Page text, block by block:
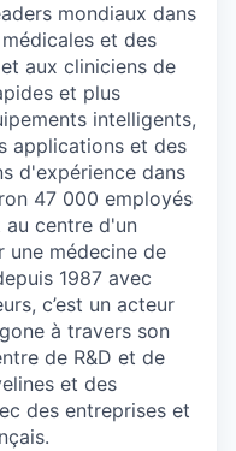
mondiaux dans
et des
aux cliniciens de
et plus
intelligents,
applications et des
d'expérience dans
47 000 employés
au centre d'un
une médecine de
1987 avec
c’est un acteur
à travers son
de R&D et de
et des
des entreprises et